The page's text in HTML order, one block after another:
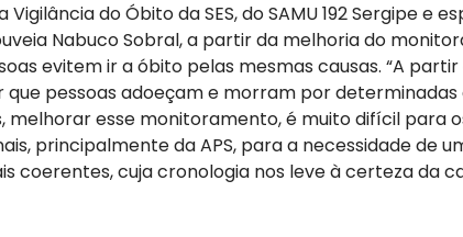
do Óbito da SES, do SAMU 192 Sergipe e
Nabuco Sobral, a partir da melhoria do
evitem ir a óbito pelas mesmas causas. “A partir
pessoas adoeçam e morram por determinadas
melhorar esse monitoramento, é muito difícil para
principalmente da APS, para a necessidade de
coerentes, cuja cronologia nos leve à certeza da